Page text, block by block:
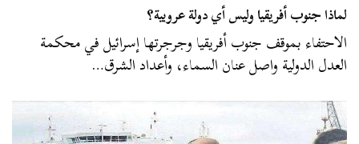
لماذا جنوب أفريقيا وليس أي دولة عروبية؟
الاحتفاء بموقف جنوب أفريقيا وجرجرتها إسرائيل في محكمة
العدل الدولية واصل عنان السماء، وأعداد الشرق…